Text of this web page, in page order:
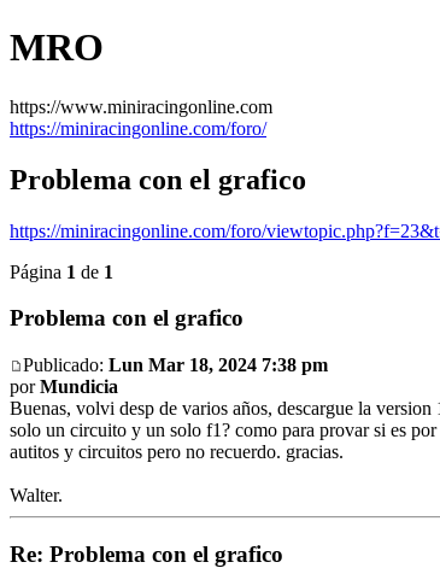
MRO
https://www.miniracingonline.com
https://miniracingonline.com/foro/
Problema con el grafico
https://miniracingonline.com/foro/
Página 1 de 1
Problema con el grafico
Publicado: Lun Mar 18, 2024 7:38 pm
porMundicia
Buenas, volvi desp de varios años, descargue la
solo un circuito y un solo f1? como para provar si es
autitos y circuitos pero no recuerdo. gracias.
Walter.
Re: Problema con el grafico